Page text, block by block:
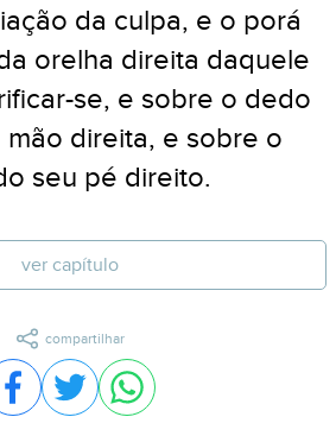
da culpa, e o porá
orelha direita daquele
se, e sobre o dedo
direita, e sobre o
seu pé direito.
ver capítulo
compartilhar
Compartilhar no Facebook
Compartilhar no Twitter
Compartilhar no